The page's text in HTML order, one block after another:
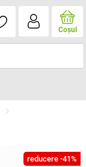
Coşul
reducere -41%